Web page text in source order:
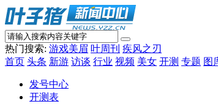
热门搜索: 游戏美眉 叶周刊 疾风之刃
首页 头条 新游 访谈 行业 视频 美女 开测 专题 图
发号中心
开测表